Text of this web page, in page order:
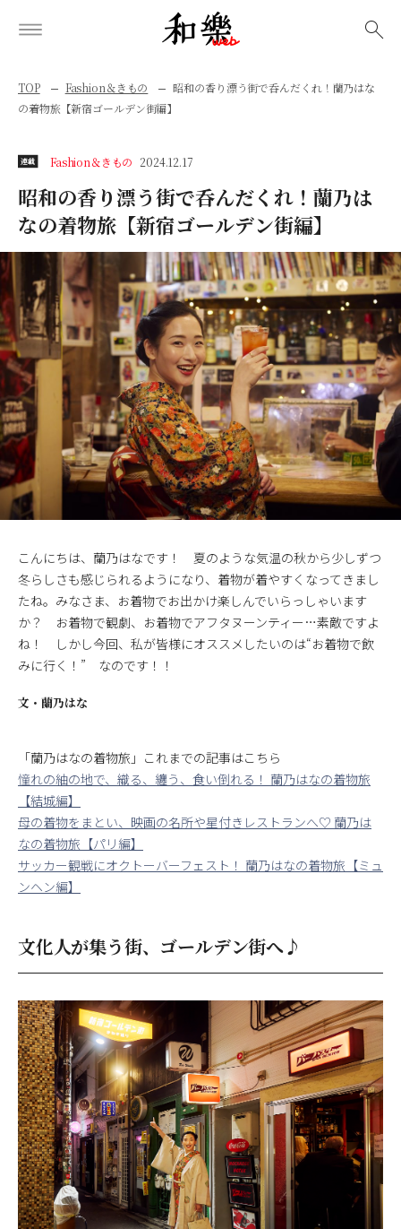
TOP Fashion＆きもの
昭和の香り漂う街で呑んだくれ！蘭乃はな
の着物旅【新宿ゴールデン街編】
連載 Fashion＆きもの 2024.12.17
昭和の香り漂う街で呑んだくれ！蘭乃は
なの着物旅【新宿ゴールデン街編】
こんにちは、蘭乃はなです！ 夏のような気温の秋から少しずつ
冬らしさも感じられるようになり、着物が着やすくなってきまし
たね。みなさま、お着物でお出かけ楽しんでいらっしゃいます
か？ お着物で観劇、お着物でアフタヌーンティー…素敵ですよ
ね！ しかし今回、私が皆様にオススメしたいのは“お着物で飲
みに行く！” なのです！！
文・ 蘭乃はな
「蘭乃はなの着物旅」これまでの記事はこちら
憧れの紬の地で、織る、纏う、食い倒れる！ 蘭乃はなの着物旅
【結城編】
母の着物をまとい、映画の名所や星付きレストランへ♡ 蘭乃は
なの着物旅【パリ編】
サッカー観戦にオクトーバーフェスト！ 蘭乃はなの着物旅【ミュ
ンヘン編】
文化人が集う街、ゴールデン街へ♪